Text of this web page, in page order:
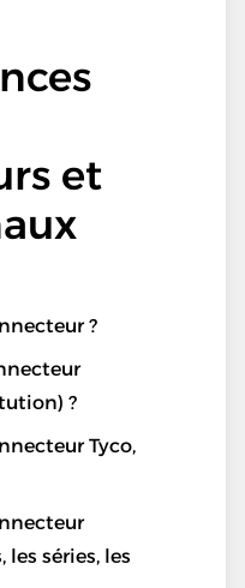
et
?
?
Tyco,
séries, les